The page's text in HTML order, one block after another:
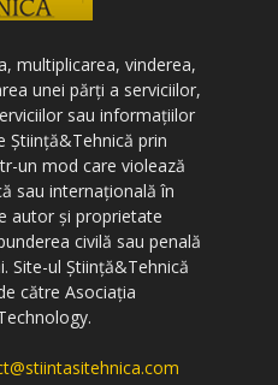
multiplicarea, vinderea,
unei părți a serviciilor,
sau informațiilor
Știință&Tehnică prin
un mod care violează
sau internațională în
autor și proprietate
civilă sau penală
Site-ul Știință&Tehnică
către Asociația